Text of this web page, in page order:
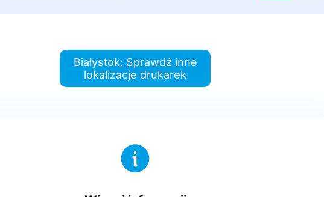
Białystok: Sprawdź inne
lokalizacje drukarek